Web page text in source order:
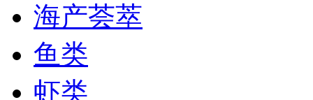
海产荟萃
鱼类
虾类